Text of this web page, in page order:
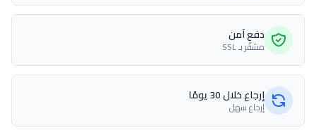
دفع آمن
مشفّر بـ SSL
إرجاع خلال 30 يومًا
إرجاع سهل